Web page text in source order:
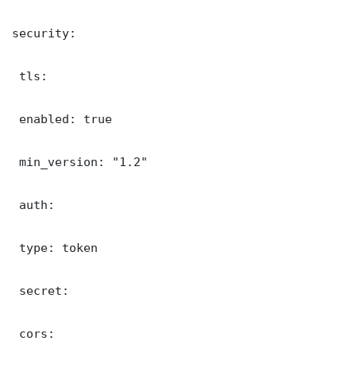
security:
tls:
enabled: true
min_version: "1.2"
auth:
type: token
secret:
cors: